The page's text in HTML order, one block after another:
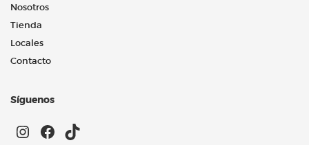
Nosotros
Tienda
Locales
Contacto
Síguenos
Instagram
Facebook
TikTok